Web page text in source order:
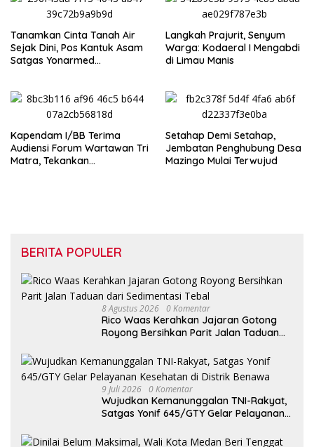
Tanamkan Cinta Tanah Air
Sejak Dini, Pos Kantuk Asam
Satgas Yonarmed
Tunas Sejahtera Sungai Biru
‎Langkah Prajurit, Senyum
Warga: Kodaeral I Mengabdi
di Limau Manis
Kapendam I/BB Terima
Audiensi Forum Wartawan Tri
Matra, Tekankan
Setahap Demi Setahap,
Jembatan Penghubung Desa
Mazingo Mulai Terwujud
BERITA POPULER
8 Agustus 2026 0 Komentar
Rico Waas Kerahkan Jajaran Gotong
Royong Bersihkan Parit Jalan Taduan
9 Juli 2026 0 Komentar
Wujudkan Kemanunggalan TNI-Rakyat,
Satgas Yonif 645/GTY Gelar Pelayanan